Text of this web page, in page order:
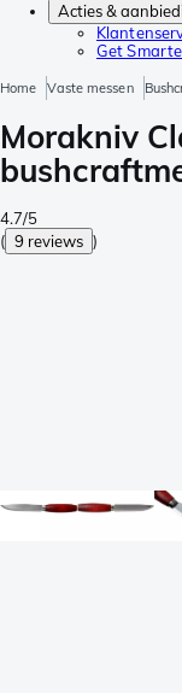
Acties &
Get
Home Vaste messen
Morakniv
4.7/5
( 9 reviews )